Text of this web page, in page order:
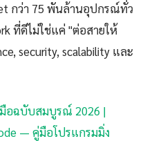
กว่า 75 พันล้านอุปกรณ์ทั่ว
ที่ดีไม่ใช่แค่ "ต่อสายให้
security, scalability และ
อฉบับสมบูรณ์ 2026 |
— คู่มือโปรแกรมมิ่ง